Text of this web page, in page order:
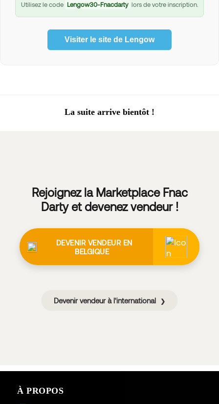
Utilisez le code Lengow30-Fnacdarty lors de votre inscription.
Visiter le site de Lengow
La suite arrive bientôt !
Rejoignez la Marketplace Fnac
Darty et devenez vendeur !
DEVENIR VENDEUR EN
BELGIQUE
Devenir vendeur à l'international ❯
À PROPOS